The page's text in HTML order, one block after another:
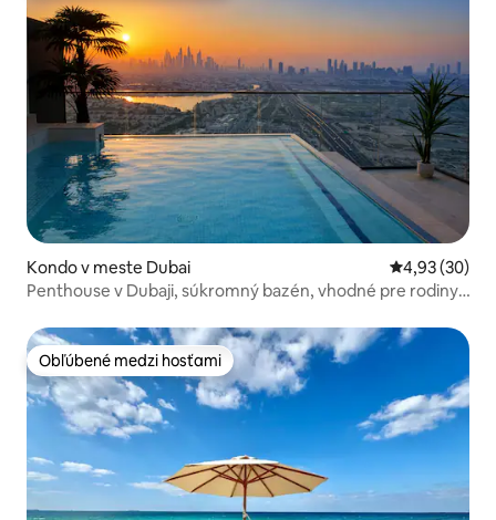
Kondo v meste Dubai Priemerné
4,93 (30)
Penthouse v Dubaji, súkromný bazén, vhodné pre rodiny,
Obľúbené medzi hosťami
Obľúbené medzi hosťami